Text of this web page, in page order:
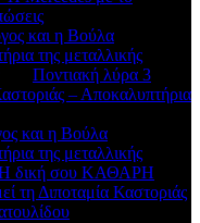
και η Βούλα
της μεταλλικής
στο Ποντιακή λύρα 3
– Αποκαλυπτήρια
και η Βούλα
της μεταλλικής
H δική σου ΚΑΘΑΡΗ
τη Διποταμία Καστοριάς